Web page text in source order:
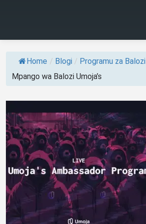
Home / Blogi / Programu za Balozi
Mpango wa Balozi Umoja’s